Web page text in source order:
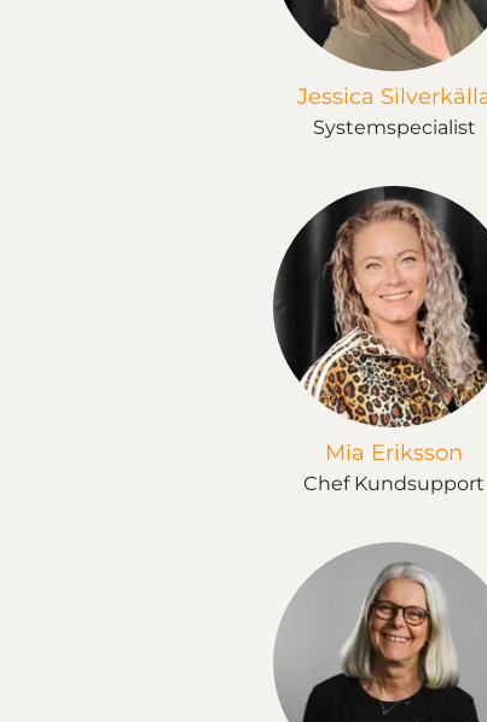
Jessica
Systemspecialist
Mia Eriksson
Chef Kundsupport